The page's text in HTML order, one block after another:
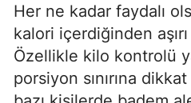
Her ne kadar faydalı
kalori içerdiğinden
Özellikle kilo kontrolü
porsiyon sınırına